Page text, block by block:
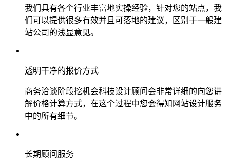
我们具有各个行业丰富地实操经验，针对您的站点，我
们可以提供很多有效并且可落地的建议，区别于一般建
站公司的浅显意见。
透明干净的报价方式
商务洽谈阶段挖机会科技设计顾问会非常详细的向您讲
解价格计算方式，在这个过程中您会得知网站设计服务
中的所有细节。
长期顾问服务